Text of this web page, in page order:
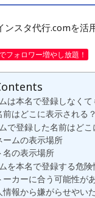
ンスタ代行.comを活
フォロワー増やし放題！
は本名で登録しなくて
はどこに表示される？
で登録した名前はどこ
ームの表示場所
名の表示場所
を本名で登録する危険
カーに合う可能性が
報から嫌がらせやい